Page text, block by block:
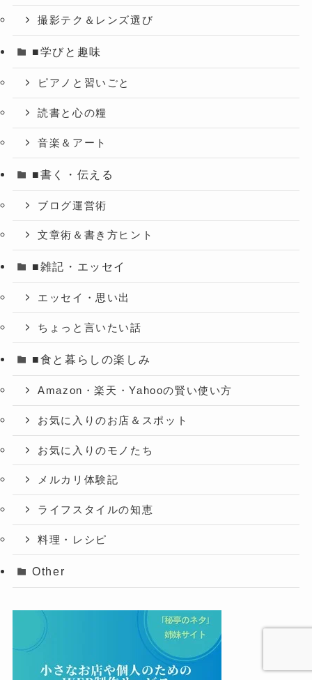
撮影テク＆レンズ選び
■学びと趣味
ピアノと習いごと
読書と心の糧
音楽＆アート
■書く・伝える
ブログ運営術
文章術＆書き方ヒント
■雑記・エッセイ
エッセイ・思い出
ちょっと言いたい話
■食と暮らしの楽しみ
Amazon・楽天・Yahooの賢い使い方
お気に入りのお店＆スポット
お気に入りのモノたち
メルカリ体験記
ライフスタイルの知恵
料理・レシピ
Other